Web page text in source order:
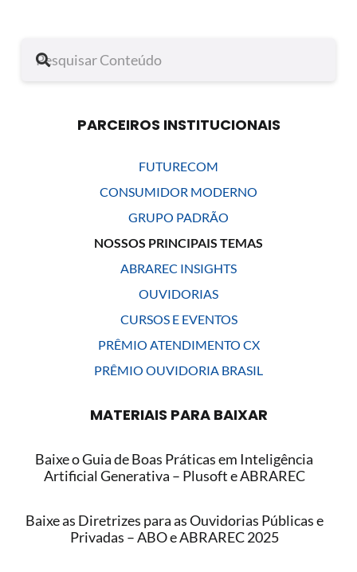
PARCEIROS INSTITUCIONAIS
FUTURECOM
CONSUMIDOR MODERNO
GRUPO PADRÃO
NOSSOS PRINCIPAIS TEMAS
ABRAREC INSIGHTS
OUVIDORIAS
CURSOS E EVENTOS
PRÊMIO ATENDIMENTO CX
PRÊMIO OUVIDORIA BRASIL
MATERIAIS PARA BAIXAR
Baixe o Guia de Boas Práticas em Inteligência
Artificial Generativa – Plusoft e ABRAREC
Baixe as Diretrizes para as Ouvidorias Públicas e
Privadas – ABO e ABRAREC 2025